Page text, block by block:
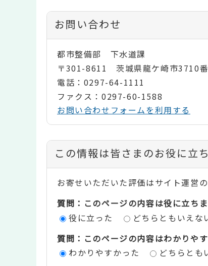
お問い合わせ
都市整備部 下水道課
〒301-8611 茨城県龍ケ崎市3710
電話：0297-64-1111
ファクス：0297-60-1588
お問い合わせフォームを利用する
コ
ン
テ
ン
評
この情報は皆さまのお役に立
お寄せいただいた評価はサイト運営
質問：このページの内容は役に立ち
役に立った
どちらともいえな
質問：このページの内容はわかりや
わかりやすかった
どちらとも